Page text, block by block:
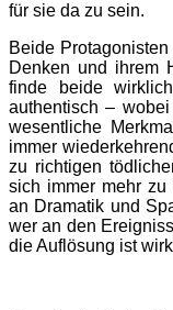
für sie da zu sein.
Beide
Denken und ihrem
finde beide
authentisch –
wesentliche
immer
zu richtigen
sich immer mehr zu
an Dramatik und
wer an den
die Auflösung ist